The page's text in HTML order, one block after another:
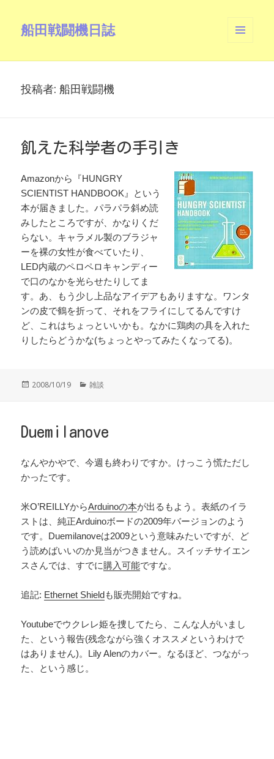
船田戦闘機日誌
ーとウ
投稿者:船田戦闘機
飢えた科学者の手引き
Amazonから『HUNGRY
SCIENTIST HANDBOOK』という
本が届きました。パラパラ斜め読
みしたところですが、かなりくだ
らない。キャラメル製のブラジャ
ーを裸の女性が食べていたり、
LED内蔵のペロペロキャンディー
で口のなかを光らせたりしてま
す。あ、もう少し上品なアイデアもありますな。ワンタ
ンの皮で鶴を折って、それをフライにしてるんですけ
ど、これはちょっといいかも。なかに鶏肉の具を入れた
りしたらどうかな(ちょっとやってみたくなってる)。
投
2008/10/19
カ
ー
雑談
Duemilanove
なんやかやで、今週も終わりですか。けっこう慌ただし
かったです。
米O’REILLYからArduinoの本が出るもよう。表紙のイラ
ストは、純正Arduinoボードの2009年バージョンのよう
です。Duemilanoveは2009という意味みたいですが、ど
う読めばいいのか見当がつきません。スイッチサイエン
スさんでは、すでに購入可能ですな。
追記: Ethernet Shieldも販売開始ですね。
Youtubeでウクレレ姫を捜してたら、こんな人がいまし
た、という報告(残念ながら強くオススメというわけで
はありません)。Lily Alenのカバー。なるほど、つながっ
た、という感じ。